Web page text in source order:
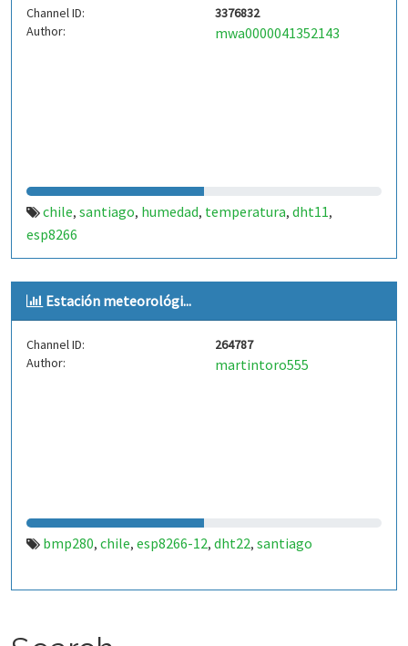
Channel ID:
3376832
Author:
mwa0000041352143
chile, santiago, humedad, temperatura, dht11,
esp8266
Estación meteorológi...
Channel ID:
264787
Author:
martintoro555
bmp280, chile, esp8266-12, dht22, santiago